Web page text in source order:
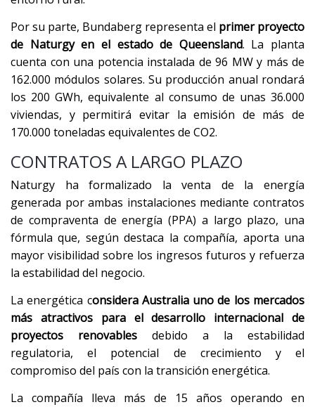
Por su parte, Bundaberg representa el primer proyecto
de Naturgy en el estado de Queensland. La planta
cuenta con una potencia instalada de 96 MW y más de
162.000 módulos solares. Su producción anual rondará
los 200 GWh, equivalente al consumo de unas 36.000
viviendas, y permitirá evitar la emisión de más de
170.000 toneladas equivalentes de CO2.
CONTRATOS A LARGO PLAZO
Naturgy ha formalizado la venta de la energía
generada por ambas instalaciones mediante contratos
de compraventa de energía (PPA) a largo plazo, una
fórmula que, según destaca la compañía, aporta una
mayor visibilidad sobre los ingresos futuros y refuerza
la estabilidad del negocio.
La energética considera Australia uno de los mercados
más atractivos para el desarrollo internacional de
proyectos renovables debido a la estabilidad
regulatoria, el potencial de crecimiento y el
compromiso del país con la transición energética.
La compañía lleva más de 15 años operando en